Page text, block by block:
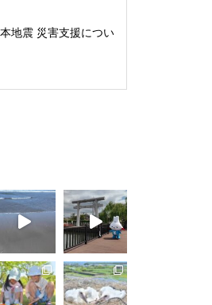
地震 災害支援につい
のに超本格！歴史民俗
展」特集